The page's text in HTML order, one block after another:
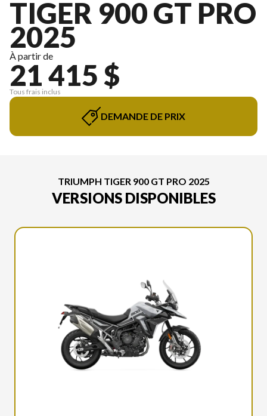
TIGER 900 GT PRO
2025
À partir de
21 415 $
Tous frais inclus
DEMANDE DE PRIX
TRIUMPH TIGER 900 GT PRO 2025
VERSIONS DISPONIBLES